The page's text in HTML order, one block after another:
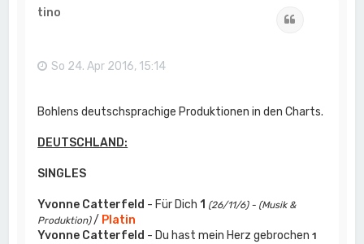
tino
So 24. Apr 2016, 15:14
Bohlens deutschsprachige Produktionen in den Charts.
DEUTSCHLAND:
SINGLES
Yvonne Catterfeld - Für Dich 1 (26/11/6) - (Musik &
Produktion)/ Platin
Yvonne Catterfeld - Du hast mein Herz gebrochen1